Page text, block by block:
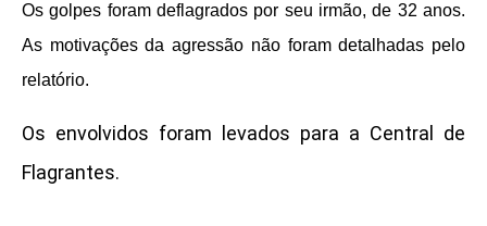
Os golpes foram deflagrados por seu irmão, de 32 anos.
As motivações da agressão não foram detalhadas pelo
relatório.
Os envolvidos foram levados para a Central de
Flagrantes.